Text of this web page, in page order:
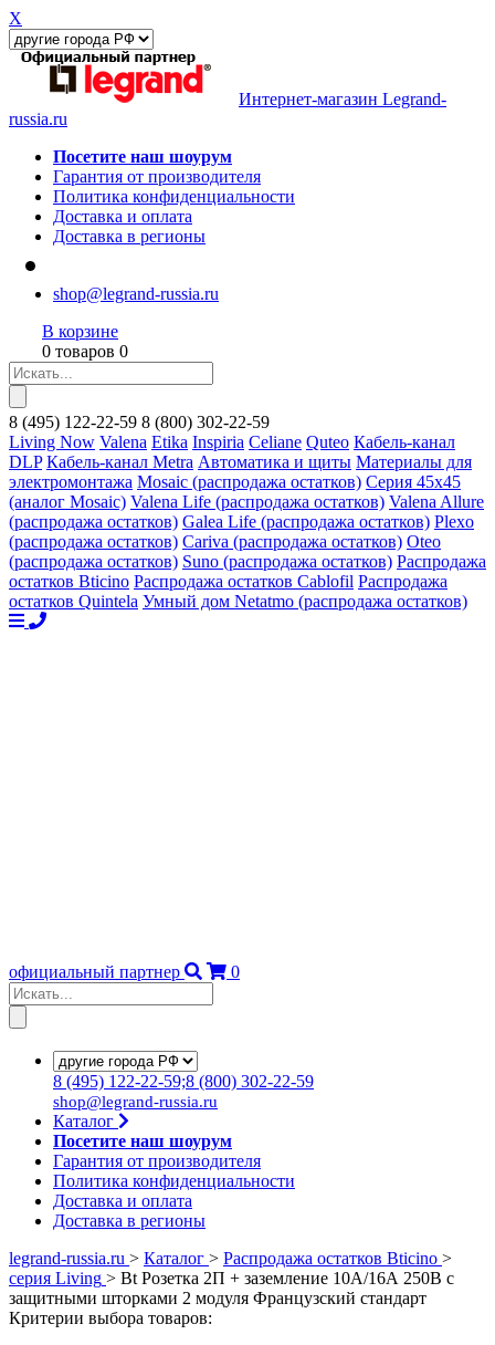
X
Интернет-магазин Legrand-
russia.ru
Посетите наш шоурум
Гарантия от производителя
Политика конфиденциальности
Доставка и оплата
Доставка в регионы
shop@legrand-russia.ru
В корзине
0 товаров 0
8 (495) 122-22-59 8 (800) 302-22-59
Living Now Valena Etika Inspiria Celiane Quteo Кабель-канал
DLP Кабель-канал Metra Автоматика и щиты Материалы для
электромонтажа Mosaic (распродажа остатков) Серия 45х45
(аналог Mosaic) Valena Life (распродажа остатков) Valena Allure
(распродажа остатков) Galea Life (распродажа остатков) Plexo
(распродажа остатков) Cariva (распродажа остатков) Oteo
(распродажа остатков) Suno (распродажа остатков) Распродажа
остатков Bticino Распродажа остатков Cablofil Распродажа
остатков Quintela Умный дом Netatmo (распродажа остатков)
официальный партнер 0
8 (495) 122-22-59;8 (800) 302-22-59
shop@legrand-russia.ru
Каталог
Посетите наш шоурум
Гарантия от производителя
Политика конфиденциальности
Доставка и оплата
Доставка в регионы
legrand-russia.ru > Каталог > Распродажа остатков Bticino >
серия Living > Bt Розетка 2П + заземление 10А/16А 250В с
защитными шторками 2 модуля Французский стандарт
Критерии выбора товаров: